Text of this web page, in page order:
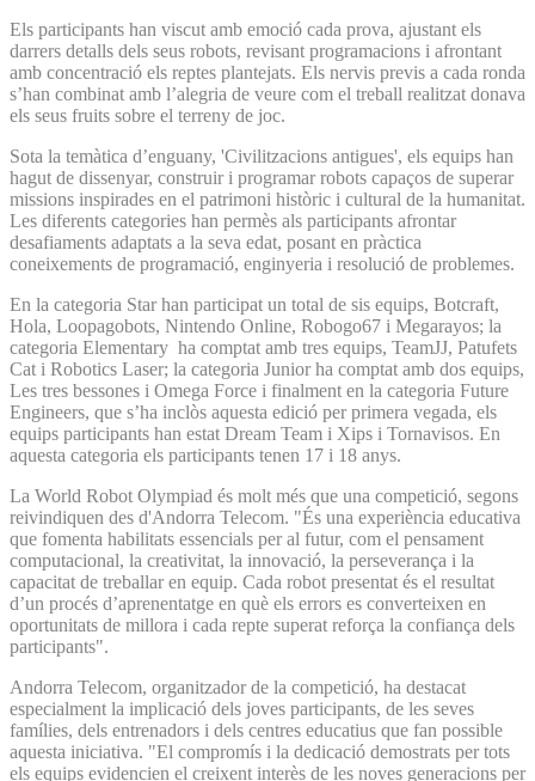
Els participants han viscut amb emoció cada prova, ajustant els
darrers detalls dels seus robots, revisant programacions i afrontant
amb concentració els reptes plantejats. Els nervis previs a cada ronda
s’han combinat amb l’alegria de veure com el treball realitzat donava
els seus fruits sobre el terreny de joc.
Sota la temàtica d’enguany, 'Civilitzacions antigues', els equips han
hagut de dissenyar, construir i programar robots capaços de superar
missions inspirades en el patrimoni històric i cultural de la humanitat.
Les diferents categories han permès als participants afrontar
desafiaments adaptats a la seva edat, posant en pràctica
coneixements de programació, enginyeria i resolució de problemes.
En la categoria Star han participat un total de sis equips, Botcraft,
Hola, Loopagobots, Nintendo Online, Robogo67 i Megarayos; la
categoria Elementary ha comptat amb tres equips, TeamJJ, Patufets
Cat i Robotics Laser; la categoria Junior ha comptat amb dos equips,
Les tres bessones i Omega Force i finalment en la categoria Future
Engineers, que s’ha inclòs aquesta edició per primera vegada, els
equips participants han estat Dream Team i Xips i Tornavisos. En
aquesta categoria els participants tenen 17 i 18 anys.
La World Robot Olympiad és molt més que una competició, segons
reivindiquen des d'Andorra Telecom. "És una experiència educativa
que fomenta habilitats essencials per al futur, com el pensament
computacional, la creativitat, la innovació, la perseverança i la
capacitat de treballar en equip. Cada robot presentat és el resultat
d’un procés d’aprenentatge en què els errors es converteixen en
oportunitats de millora i cada repte superat reforça la confiança dels
participants".
Andorra Telecom, organitzador de la competició, ha destacat
especialment la implicació dels joves participants, de les seves
famílies, dels entrenadors i dels centres educatius que fan possible
aquesta iniciativa. "El compromís i la dedicació demostrats per tots
els equips evidencien el creixent interès de les noves generacions per